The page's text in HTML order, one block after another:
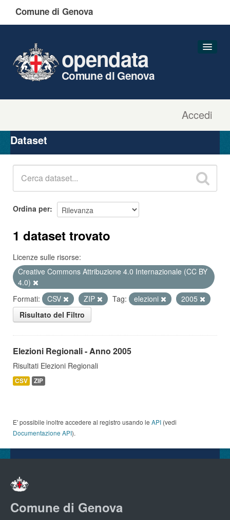
Comune di Genova
Accedi
opendata
Comune di Genova
Organizzazioni
Gruppi
Dataset
Ordina per
1 dataset trovato
Licenze sulle risorse:
Creative Commons Attribuzione 4.0 Internazionale (CC BY
4.0)
Formati:
CSV ZIP Tag: elezioni
2005
Risultato del Filtro
Elezioni Regionali - Anno 2005
Risultati Elezioni Regionali
CSV ZIP
E' possibile inoltre accedere al registro usando le API (vedi
Documentazione API).
Comune di Genova